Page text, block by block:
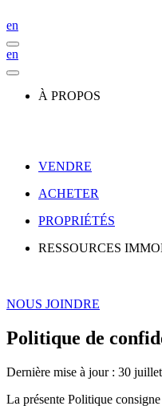
en
en
À PROPOS
VENDRE
ACHETER
PROPRIÉTÉS
RESSOURCES
NOUS JOINDRE
Politique de
Dernière mise à jour : 30
La présente Politique